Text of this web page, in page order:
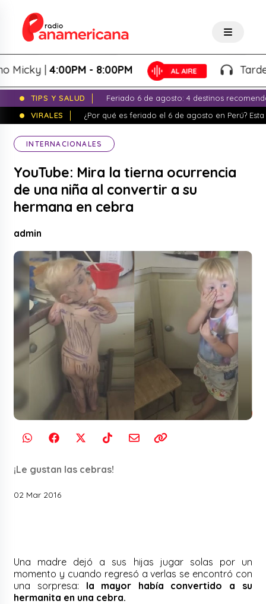
|4:00PM - 8:00PM Tardeo
TIPS Y SALUD
Feriado 6 de agosto: 4 destinos
VIRALES
¿Por qué es feriado el 6 de agosto en Perú?
INTERNACIONALES
YouTube: Mira la tierna ocurrencia
de una niña al convertir a su
hermana en cebra
admin
¡Le gustan las cebras!
02 Mar 2016
Una madre dejó a sus hijas jugar solas por un
momento y cuando regresó a verlas se encontró con
una sorpresa: la mayor había convertido a su
hermanita en una cebra.